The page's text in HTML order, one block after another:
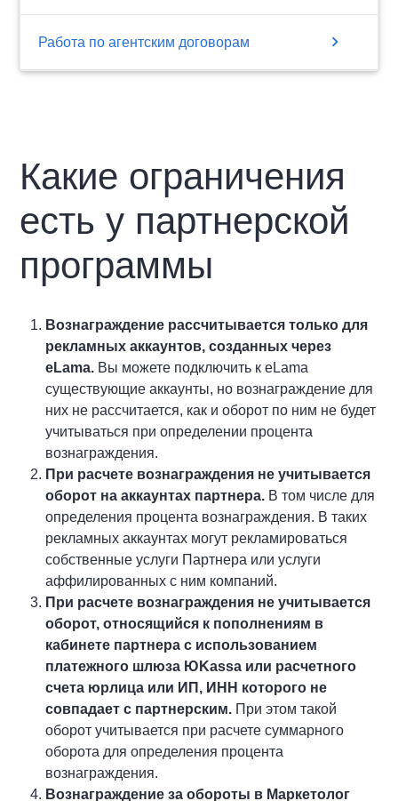
Работа по агентским договорам chevron_right
Какие ограничения
есть у партнерской
программы
Вознаграждение рассчитывается только для
рекламных аккаунтов, созданных через
eLama. Вы можете подключить к eLama
существующие аккаунты, но вознаграждение для
них не рассчитается, как и оборот по ним не будет
учитываться при определении процента
вознаграждения.
При расчете вознаграждения не учитывается
оборот на аккаунтах партнера. В том числе для
определения процента вознаграждения. В таких
рекламных аккаунтах могут рекламироваться
собственные услуги Партнера или услуги
аффилированных с ним компаний.
При расчете вознаграждения не учитывается
оборот, относящийся к пополнениям в
кабинете партнера с использованием
платежного шлюза ЮKassa или расчетного
счета юрлица или ИП, ИНН которого не
совпадает с партнерским. При этом такой
оборот учитывается при расчете суммарного
оборота для определения процента
вознаграждения.
Вознаграждение за обороты в Маркетолог